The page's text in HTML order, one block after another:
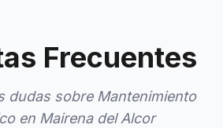
Frecuentes
dudas sobre Mantenimiento
en Mairena del Alcor